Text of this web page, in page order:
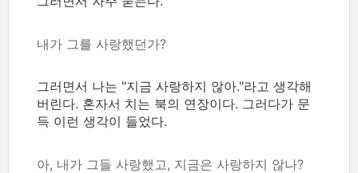
내가 그를 사랑했던가?
그러면서 나는 "지금 사랑하지 않아."라고 생각해
버린다. 혼자서 치는 북의 연장이다. 그러다가 문
득 이런 생각이 들었다.
아, 내가 그들 사랑했고, 지금은 사랑하지 않나?